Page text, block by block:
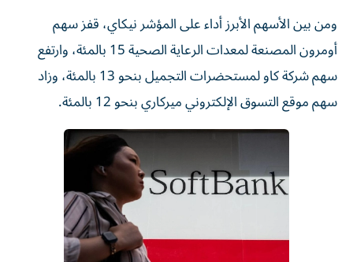
ومن بين الأسهم الأبرز أداء على ⁠المؤشر نيكاي، قفز سهم
أومرون المصنعة لمعدات الرعاية الصحية ​15 بالمئة، وارتفع
سهم شركة كاو لمستحضرات التجميل بنحو 13 بالمئة، وزاد
سهم موقع التسوق الإلكتروني ميركاري بنحو 12 ⁠بالمئة.